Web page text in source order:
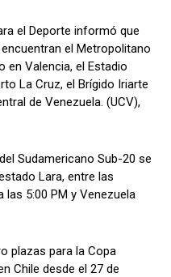
el Deporte informó que
el Metropolitano
en Valencia, el Estadio
La Cruz, el Brígido Iriarte
de Venezuela. (UCV),
Sudamericano Sub-20 se
Lara, entre las
las 5:00 PM y Venezuela
plazas para la Copa
Chile desde el 27 de